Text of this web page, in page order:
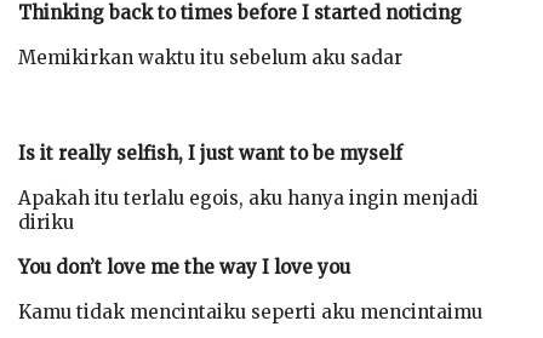
Thinking back to times before I started noticing
Memikirkan waktu itu sebelum aku sadar
Is it really selfish, I just want to be myself
Apakah itu terlalu egois, aku hanya ingin menjadi
diriku
You don’t love me the way I love you
Kamu tidak mencintaiku seperti aku mencintaimu